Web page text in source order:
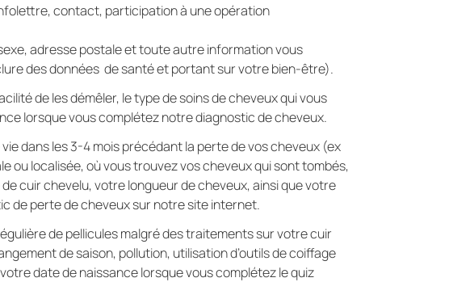
contact, participation à une opération
adresse postale et toute autre information vous
des données de santé et portant sur votre bien-être).
de les démêler, le type de soins de cheveux qui vous
lorsque vous complétez notre diagnostic de cheveux.
dans les 3-4 mois précédant la perte de vos cheveux (ex
ou localisée, où vous trouvez vos cheveux qui sont tombés,
cuir chevelu, votre longueur de cheveux, ainsi que votre
de perte de cheveux sur notre site internet.
de pellicules malgré des traitements sur votre cuir
de saison, pollution, utilisation d’outils de coiffage
date de naissance lorsque vous complétez le quiz